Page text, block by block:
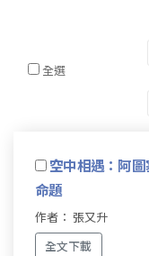
全選
空中相遇：阿
命題
作者： 張又升
全文下載